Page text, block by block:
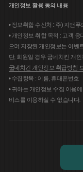
개인정보 활용 동의 내용
• 정보취합 수신처 : 주) 지앤푸
• 개인정보 취합 목적 : 고객
으며 저장된 개인정보는 이벤
단, 회원일 경우 굽네치킨 개
굽네치킨 개인정보 취급방침
• 수집항목 : 이름, 휴대폰번호
• 귀하는 개인정보 수집 이용
비스를 이용하실 수 없습니다.